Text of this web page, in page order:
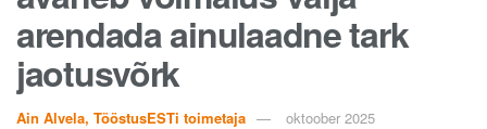
arendada ainulaadne tark
jaotusvõrk
Ain Alvela, TööstusESTi toimetaja oktoober 2025